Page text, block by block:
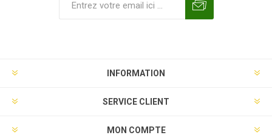
INFORMATION
SERVICE CLIENT
MON COMPTE